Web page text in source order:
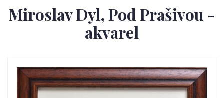
Miroslav Dyl, Pod Prašivou -
akvarel